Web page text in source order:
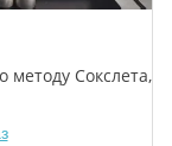
методу Сокслета,